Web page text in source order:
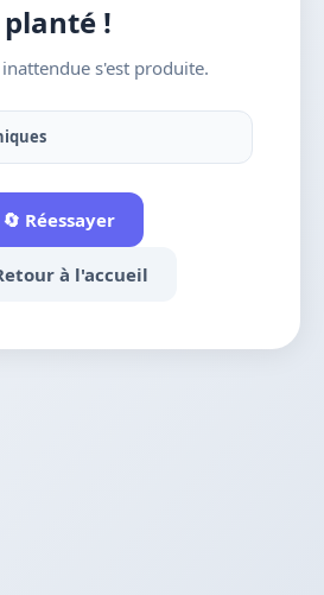
planté !
s'est produite.
🔄 Réessayer
à l'accueil